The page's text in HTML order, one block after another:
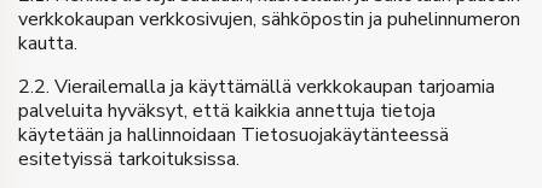
verkkokaupan verkkosivujen, sähköpostin ja puhelinnumeron
kautta.
2.2. Vierailemalla ja käyttämällä verkkokaupan tarjoamia
palveluita hyväksyt, että kaikkia annettuja tietoja
käytetään ja hallinnoidaan Tietosuojakäytänteessä
esitetyissä tarkoituksissa.